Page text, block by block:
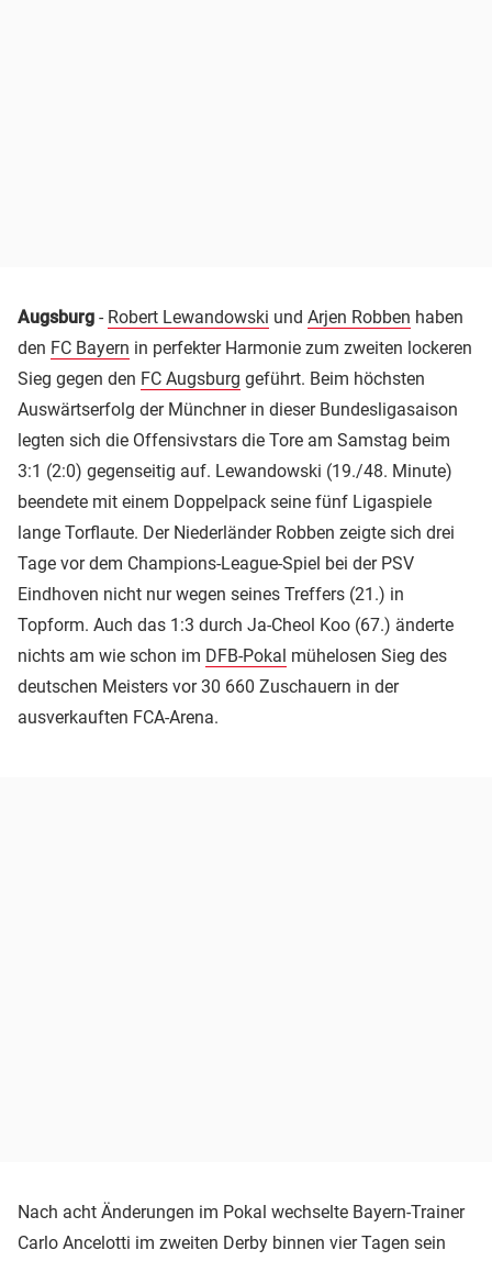
Augsburg - Robert Lewandowski und Arjen Robben haben
den FC Bayern in perfekter Harmonie zum zweiten lockeren
Sieg gegen den FC Augsburg geführt. Beim höchsten
Auswärtserfolg der Münchner in dieser Bundesligasaison
legten sich die Offensivstars die Tore am Samstag beim
3:1 (2:0) gegenseitig auf. Lewandowski (19./48. Minute)
beendete mit einem Doppelpack seine fünf Ligaspiele
lange Torflaute. Der Niederländer Robben zeigte sich drei
Tage vor dem Champions-League-Spiel bei der PSV
Eindhoven nicht nur wegen seines Treffers (21.) in
Topform. Auch das 1:3 durch Ja-Cheol Koo (67.) änderte
nichts am wie schon im DFB-Pokal mühelosen Sieg des
deutschen Meisters vor 30 660 Zuschauern in der
ausverkauften FCA-Arena.
Nach acht Änderungen im Pokal wechselte Bayern-Trainer
Carlo Ancelotti im zweiten Derby binnen vier Tagen sein